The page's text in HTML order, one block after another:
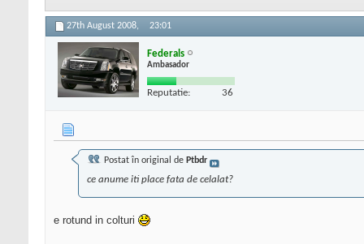
27th August 2008, 23:01
Federals
Ambasador
Reputatie: 36
Postat în original de Ptbdr
ce anume iti place fata de celalat?
e rotund in colturi